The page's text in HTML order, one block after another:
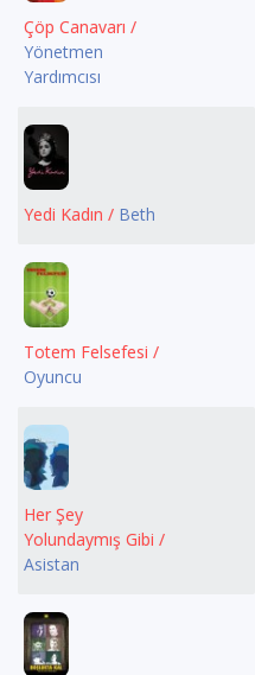
Çöp Canavarı /
Yönetmen
Yardımcısı
Yedi Kadın / Beth
Totem Felsefesi /
Oyuncu
Her Şey
Yolundaymış Gibi /
Asistan